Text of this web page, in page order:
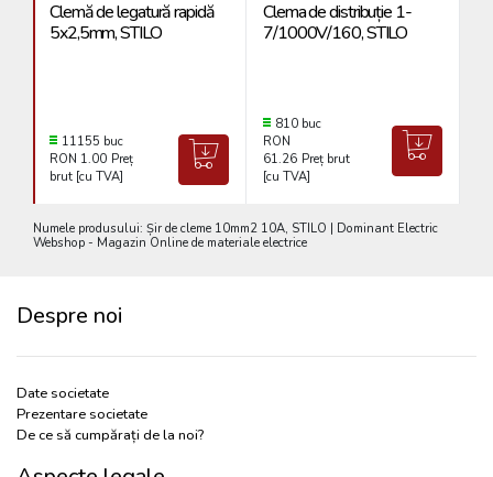
Clemă de legatură rapidă
5x2,5mm, STILO
11155 buc
RON 1.00 Preț
brut [cu TVA]
Clema de distribuție 1-
7/1000V/160, STILO
810 buc
RON
61.26 Preț brut
[cu TVA]
Numele produsului: Șir de cleme 10mm2 10A, STILO | Dominant Electric
Webshop - Magazin Online de materiale electrice
Despre noi
Date societate
Prezentare societate
De ce să cumpărați de la noi?